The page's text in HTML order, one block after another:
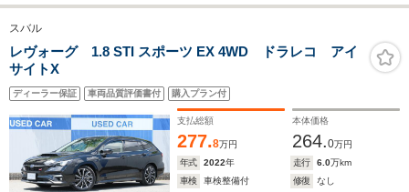
スバル
レヴォーグ 1.8 STI スポーツ EX 4WD ドラレコ アイ
サイトX
ディーラー保証 車両品質評価書付 購入プラン付
支払総額
277.8万円
本体価格
264.0万円
年式
2022年 走行 6.0万km
車検
車検整備付 修復
なし